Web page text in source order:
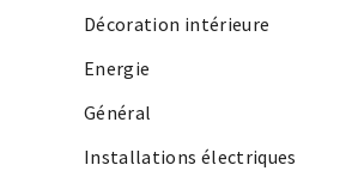
Décoration intérieure
Energie
Général
Installations électriques